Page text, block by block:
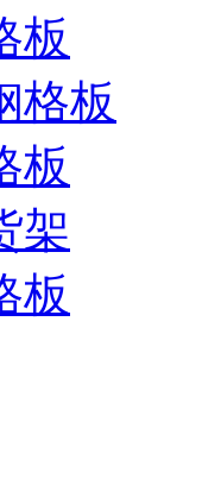
板
格板
板
架
板